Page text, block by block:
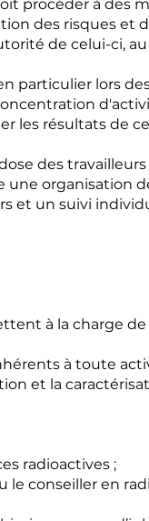
procéder à des
des risques et
de celui-ci,
particulier lors
les résultats de
des
une organisation
et un suivi
à la charge
à toute
et la
radioactives ;
le conseiller en